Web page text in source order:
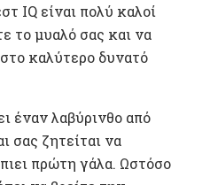
IQ είναι πολύ καλοί
το μυαλό σας και να
καλύτερο δυνατό
έναν λαβύρινθο από
σας ζητείται να
πρώτη γάλα. Ωστόσο